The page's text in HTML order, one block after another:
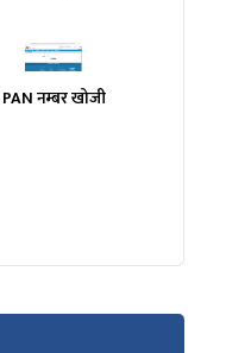
PAN नम्बर खोजी